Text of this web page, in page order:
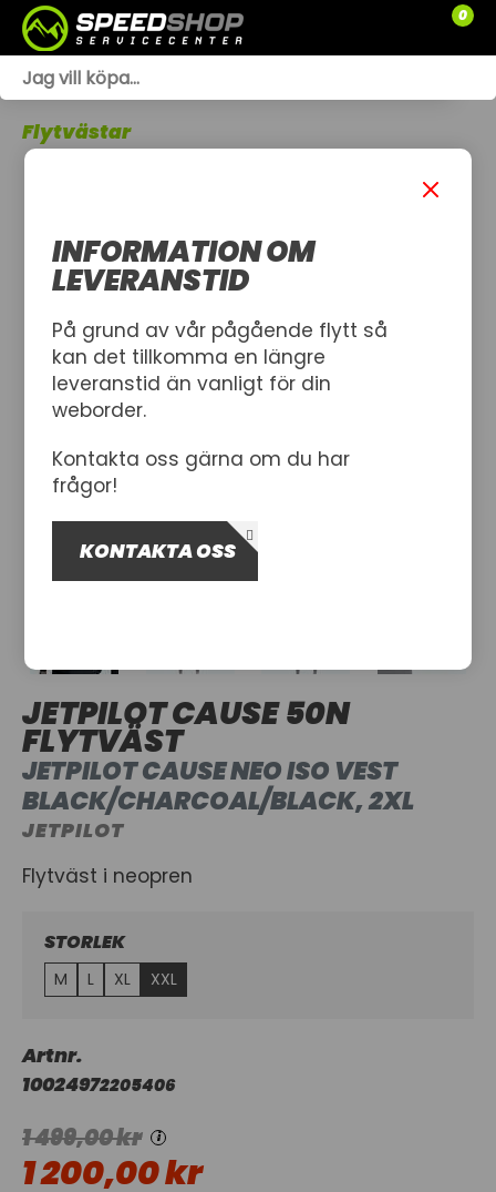
0
SLÄPVAGNAR
Flytvästar
SOMMARKAMPANJ
JETPILOT CAUSE 50N
FLYTVÄST
JETPILOT CAUSE NEO ISO VEST
BLACK/CHARCOAL/BLACK, 2XL
JETPILOT
Flytväst i neopren
STORLEK
M L XL XXL
Artnr.
10024972205406
1 499,00 kr i
1 200,00 kr
INFORMATION OM
LEVERANSTID
På grund av vår pågående flytt så
kan det tillkomma en längre
leveranstid än vanligt för din
weborder.
Kontakta oss gärna om du har
frågor!
KONTAKTA OSS